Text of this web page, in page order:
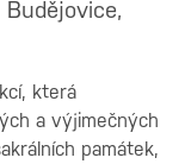
Budějovice,
která
a výjimečných
památek,